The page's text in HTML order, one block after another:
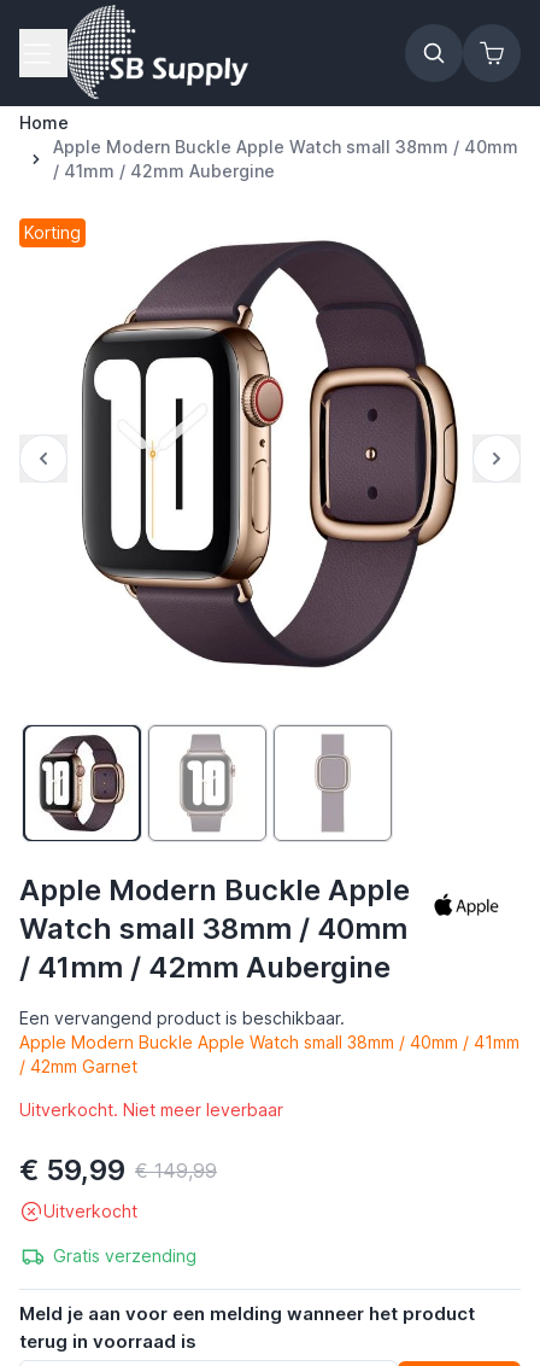
Ga naar de inhoud
Home
Apple Modern Buckle Apple Watch small 38mm / 40mm
/ 41mm / 42mm Aubergine
Korting
Apple Modern Buckle Apple
Watch small 38mm / 40mm
/ 41mm / 42mm Aubergine
Een vervangend product is beschikbaar.
Apple Modern Buckle Apple Watch small 38mm / 40mm / 41mm
/ 42mm Garnet
Uitverkocht. Niet meer leverbaar
€ 59,99 € 149,99
Uitverkocht
Gratis verzending
Meld je aan voor een melding wanneer het product
terug in voorraad is